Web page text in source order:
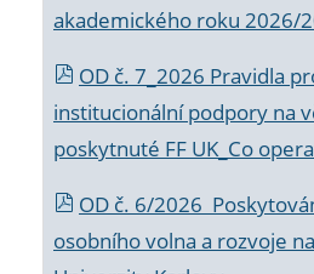
akademického roku 2026/
OD č. 7_2026 Pravidla
institucionální podpory na
poskytnuté FF UK_Co
OD č. 6/2026
osobního volna a rozvoje